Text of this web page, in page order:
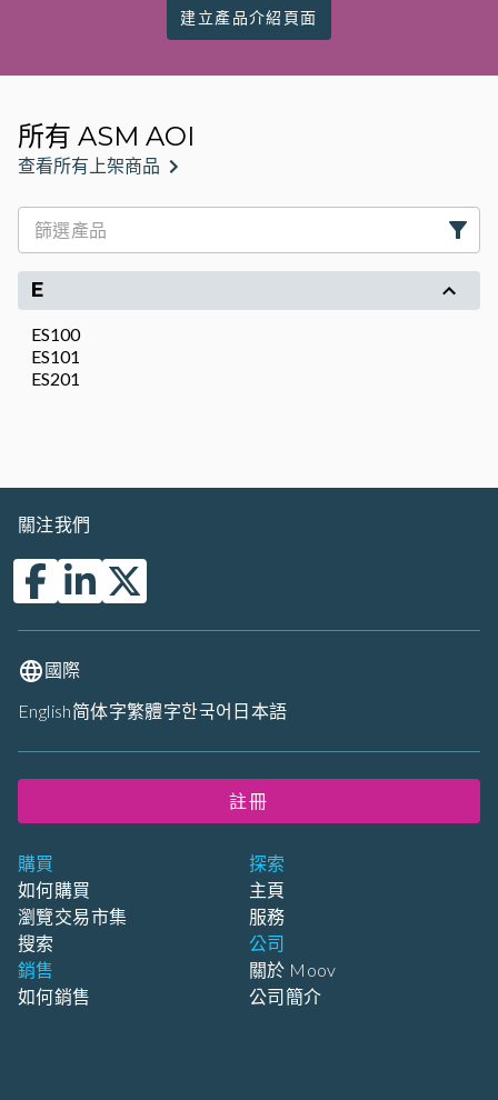
建立產品介紹頁面
所有 ASM AOI
查看所有上架商品
E
ES100
ES101
ES201
購買
如何購買
瀏覽交易市集
搜索
銷售
如何銷售
探索
主頁
服務
公司
關於 Moov
公司簡介
關注我們
國際
English简体字繁體字한국어 日本語
註冊